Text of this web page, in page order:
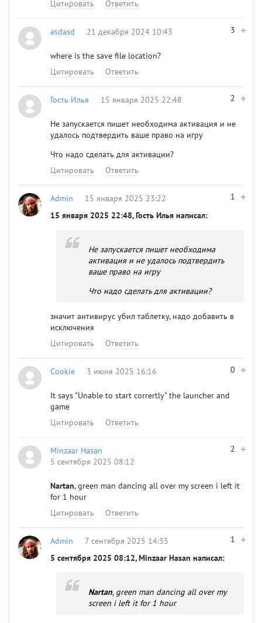
Цитировать Ответить
3
asdasd 21 декабря 2024 10:43
where is the save file location?
Цитировать
Ответить
2
Гость Илья 15 января 2025 22:48
Не запускается пишет необходима активация и не
удалось подтвердить ваше право на игру
Что надо сделать для активации?
Цитировать
Ответить
1
Admin
15 января 2025 23:22
15 января 2025 22:48, Гость Илья написал:
Не запускается пишет необходима
активация и не удалось подтвердить
ваше право на игру
Что надо сделать для активации?
значит антивирус убил таблетку, надо добавить в
исключения
Цитировать
Ответить
0
Cookie 3 июня 2025 16:16
It says "Unable to start corrertly" the launcher and
game
Цитировать
Ответить
2
Minzaar Hasan
5 сентября 2025 08:12
Nartan, green man dancing all over my screen i left it
for 1 hour
Цитировать
Ответить
1
Admin
7 сентября 2025 14:35
5 сентября 2025 08:12, Minzaar Hasan написал:
Nartan, green man dancing all over my
screen i left it for 1 hour